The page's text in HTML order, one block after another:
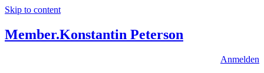
Skip to content
Member.Konstantin Peterson
Anmelden